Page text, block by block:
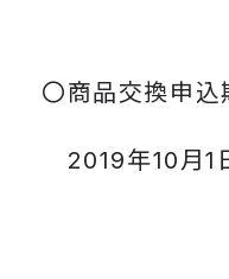
〇商品交換申込
2019年10月1